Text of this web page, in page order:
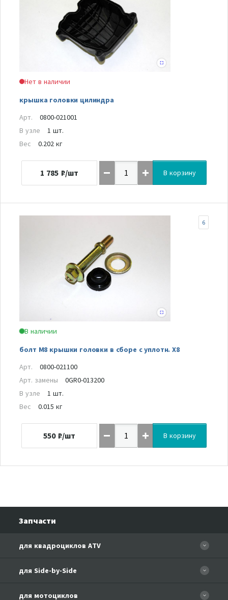
Нет в наличии
крышка головки цилиндра
Арт.
0800-021001
В узле
1 шт.
Вес
0.202 кг
1 785 ₽/шт В корзину
В наличии
болт М8 крышки головки в сборе с уплотн. Х8
6
Арт.
0800-021100
Арт. замены
0GR0-013200
В узле
1 шт.
Вес
0.015 кг
550 ₽/шт В корзину
Запчасти
для квадроциклов ATV
CFORCE 110 EFI
CF500-A Basic
для Side-by-Side
для мотоциклов